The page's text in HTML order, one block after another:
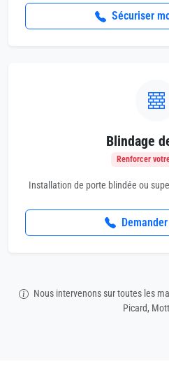
Sécuriser
Blindage
Renforcer
Installation de porte blindée ou
Nous intervenons sur toutes les
Picard,